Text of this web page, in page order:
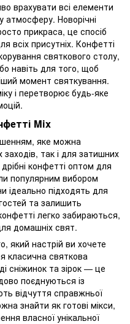
врахувати всі елементи
атмосферу. Новорічні
прикраса, це спосіб
всіх присутніх. Конфетті
святкового столу,
навіть для того, щоб
момент святкування.
і перетворює будь-яке
Mix
яке можна
так і для затишних
конфетті оптом для
популярним вибором
ідеально підходять для
та залишить
легко забираються,
домашніх свят.
який настрій ви хочете
класична святкова
сніжинок та зірок — це
поєднуються із
відчуття справжньої
знайти як готові мікси,
власної унікальної